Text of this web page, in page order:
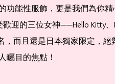
功能性服飾，更是我們為你精
歡迎的三位女神——Hello Kitty、
，而且還是日本獨家限定，絕
矚目的焦點！